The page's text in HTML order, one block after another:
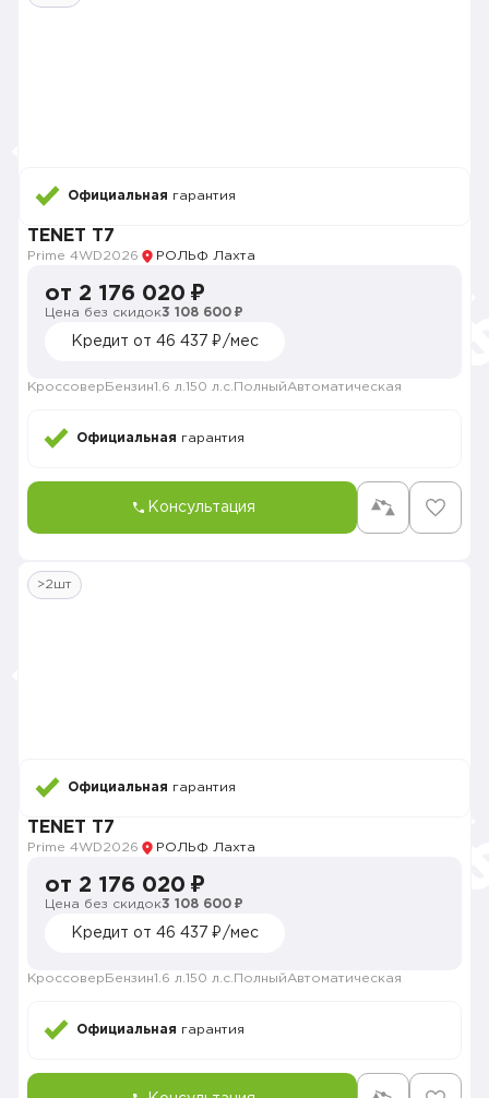
Официальная гарантия
TENET T7
Prime 4WD2026 РОЛЬФ Лахта
от 2 176 020 ₽
Цена без скидок3 108 600 ₽
Кредит от 46 437 ₽/мес
Кроссовер Бензин1.6 л. 150 л.с. ПолныйАвтоматическая
Официальная гарантия
Консультация
>2шт
Официальная гарантия
TENET T7
Prime 4WD2026 РОЛЬФ Лахта
от 2 176 020 ₽
Цена без скидок3 108 600 ₽
Кредит от 46 437 ₽/мес
Кроссовер Бензин1.6 л. 150 л.с. ПолныйАвтоматическая
Официальная гарантия